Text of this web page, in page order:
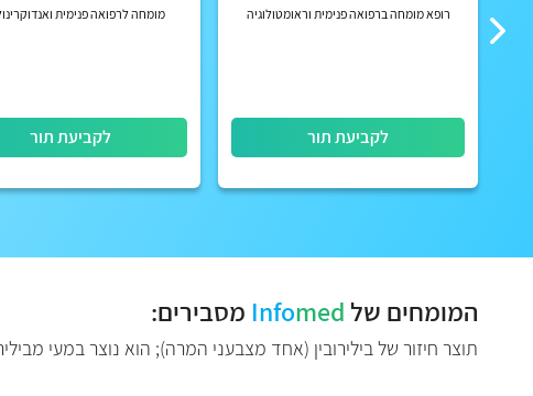
רופא מומחה ברפואה פנימית וראומטולוגיה
לקביעת תור
מומחה לרפואה פנימית
לקביעת תור
המומחים של Infomed מסבירים:
תוצר חיזור של בילירובין (אחד מצבעני המרה); הוא נוצר במעי